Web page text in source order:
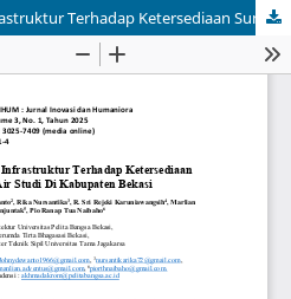
Analisis Pembangunan Infrastruktur Terhadap Ketersediaan Sumber Daya Air Studi Di Kabupaten Bekasi